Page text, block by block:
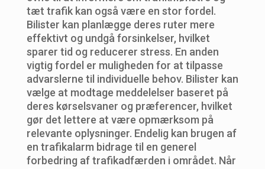
tæt trafik kan også være en stor fordel.
Bilister kan planlægge deres ruter mere
effektivt og undgå forsinkelser, hvilket
sparer tid og reducerer stress. En anden
vigtig fordel er muligheden for at tilpasse
advarslerne til individuelle behov. Bilister kan
vælge at modtage meddelelser baseret på
deres kørselsvaner og præferencer, hvilket
gør det lettere at være opmærksom på
relevante oplysninger. Endelig kan brugen af
en trafikalarm bidrage til en generel
forbedring af trafikadfærden i området. Når